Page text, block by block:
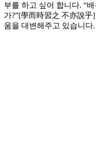
부를 하고 싶어 합니다. “
가?”[學而時習之 不亦說
움을 대변해주고 있습니다.